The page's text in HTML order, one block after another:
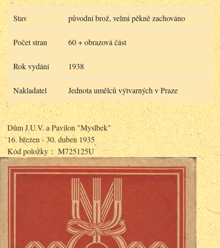
Stav původní brož, velmi pěkně zachováno
Počet stran 60 + obrazová část
Rok vydání 1938
Nakladatel Jednota umělců výtvarných v Praze
Dům J.U.V. a Pavilon "Myslbek"
16. březen - 30. duben 1935
Kód položky： M725125U